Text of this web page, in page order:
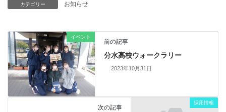
カテゴリー お知らせ
イベント
前の記事
分水高校ウォークラリー
2023年10月31日
採用情報
次の記事